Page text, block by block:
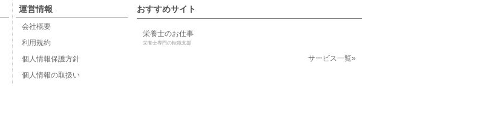
運営情報
会社概要
利用規約
個人情報保護方針
個人情報の取扱い
おすすめサイト
栄養士のお仕事
栄養士専門の転職支援
サービス一覧»